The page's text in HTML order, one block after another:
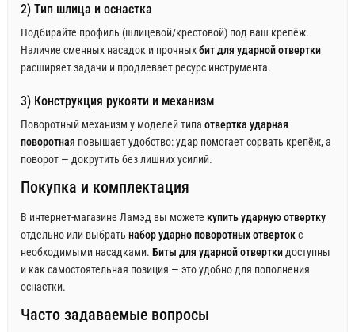
2) Тип шлица и оснастка
Подбирайте профиль (шлицевой/крестовой) под ваш крепёж.
Наличие сменных насадок и прочныхбит для ударной отвертки
расширяет задачи и продлевает ресурс инструмента.
3) Конструкция рукояти и механизм
Поворотный механизм у моделей типа отвертка ударная
поворотная повышает удобство: удар помогает сорвать крепёж, а
поворот — докрутить без лишних усилий.
Покупка и комплектация
В интернет-магазине Ламэд вы можете купить ударную отвертку
отдельно или выбрать набор ударно поворотных отвертокс
необходимыми насадками. Биты для ударной отверткидоступны
и как самостоятельная позиция — это удобно для пополнения
оснастки.
Часто задаваемые вопросы